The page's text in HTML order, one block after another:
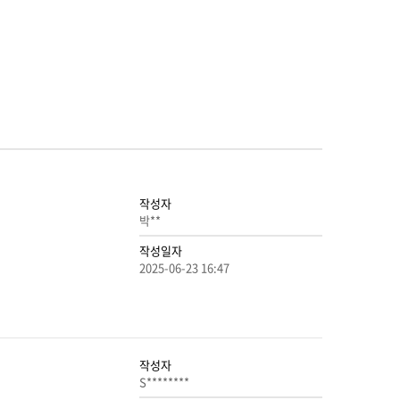
작성자
박**
작성일자
2025-06-23 16:47
작성자
S********